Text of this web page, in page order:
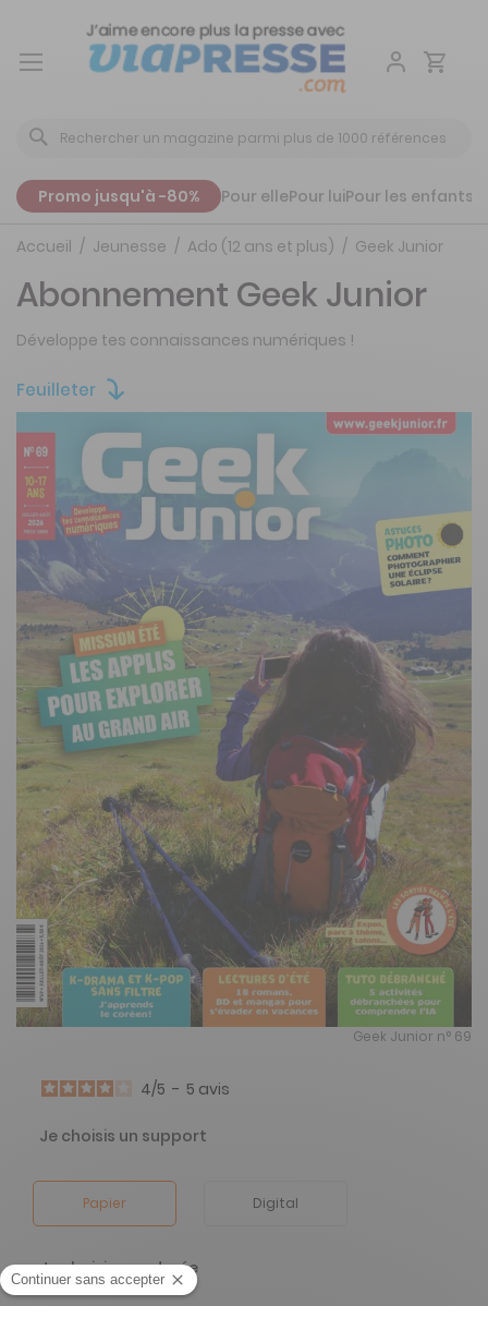
Aller
Promo jusqu'à -80% Pour ellePour luiPour les enfants
Accueil Jeunesse Ado (12 ans et plus) Geek Junior
Feuilleter
Geek Junior n° 69
Abonnement Geek Junior
Développe tes connaissances numériques !
4/5 - 5 avis
Je choisis un support
Papier Digital
Je choisis une durée